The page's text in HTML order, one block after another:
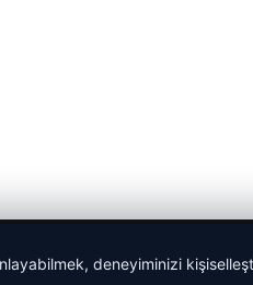
deneyiminizi